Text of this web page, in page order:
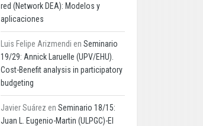
red (Network DEA): Modelos y
aplicaciones
Luis Felipe Arizmendi en Seminario
19/29: Annick Laruelle (UPV/EHU).
Cost-Benefit analysis in participatory
budgeting
Javier Suárez en Seminario 18/15:
Juan L. Eugenio-Martin (ULPGC)-El